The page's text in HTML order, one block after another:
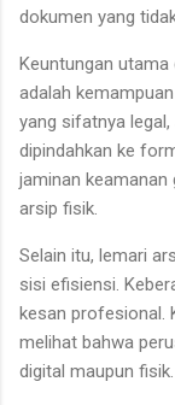
dokumen yang
Keuntungan
adalah
yang sifatnya
dipindahkan ke
jaminan keamanan
arsip fisik.
Selain itu, lemari
sisi efisiensi.
kesan profesional.
melihat bahwa
digital maupun fisik.